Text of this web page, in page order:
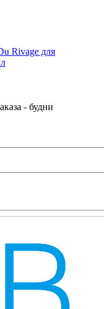
Rivage для
- будни